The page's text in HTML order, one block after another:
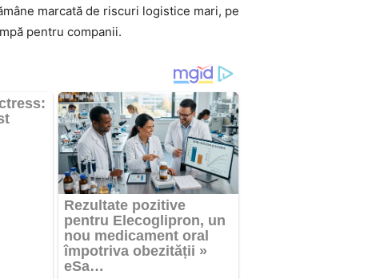
marcată de riscuri logistice mari, pe
pentru companii.